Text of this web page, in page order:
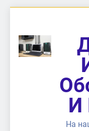
содержимому
И
На